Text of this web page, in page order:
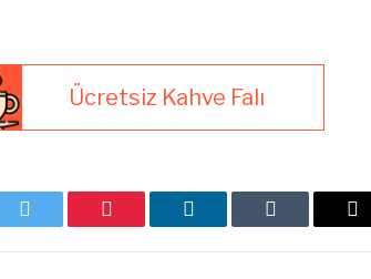
Ücretsiz Kahve Falı
Twitter Pinterest LinkedIn Tumblr
E-